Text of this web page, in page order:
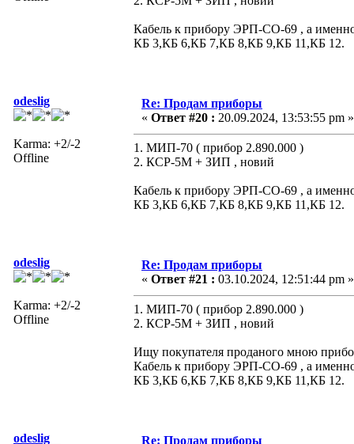
Кабель к прибору ЭРП-СО-69 , а
КБ 3,КБ 6,КБ 7,КБ 8,КБ 9,КБ 11,КБ 12.
odeslig
Karma: +2/-2
Offline
Re: Продам приборы
« Ответ #20 : 20.09.2024, 13:53:55 pm »
1. МИП-70 ( прибор 2.890.000 )
2. КСР-5М + ЗИП , новий
Кабель к прибору ЭРП-СО-69 , а
КБ 3,КБ 6,КБ 7,КБ 8,КБ 9,КБ 11,КБ 12.
odeslig
Karma: +2/-2
Offline
Re: Продам приборы
« Ответ #21 : 03.10.2024, 12:51:44 pm »
1. МИП-70 ( прибор 2.890.000 )
2. КСР-5М + ЗИП , новий
Ищу покупателя проданого мною
Кабель к прибору ЭРП-СО-69 , а
КБ 3,КБ 6,КБ 7,КБ 8,КБ 9,КБ 11,КБ 12.
odeslig
Re: Продам приборы